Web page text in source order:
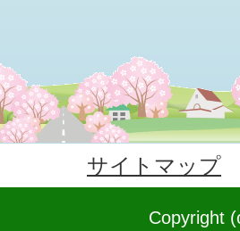
サイトマップ
Copyright